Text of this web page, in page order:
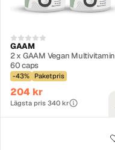
GAAM
2 x GAAM Vegan Multivitamin
60 caps
-43% Paketpris
204 kr
Lägsta pris 340 kr